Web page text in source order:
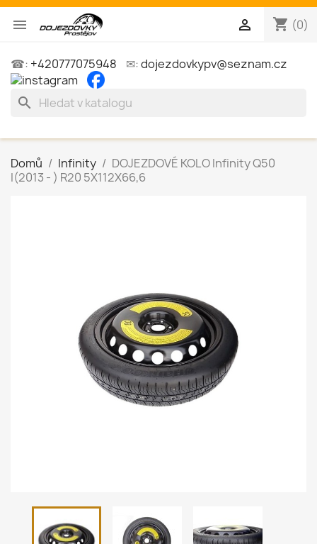
 shopping_cart (0)

☎: +420777075948 ✉:dojezdovkypv@seznam.cz
search
Domů Infinity
DOJEZDOVÉ KOLO Infinity Q50
I(2013 - ) R20 5X112X66,6